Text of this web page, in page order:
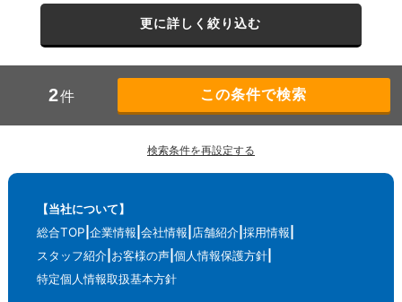
更に詳しく絞り込む
2件
検索条件を再設定する
【当社について】
総合TOP 企業情報 会社情報 店舗紹介 採用情報
スタッフ紹介 お客様の声 個人情報保護方針
特定個人情報取扱基本方針